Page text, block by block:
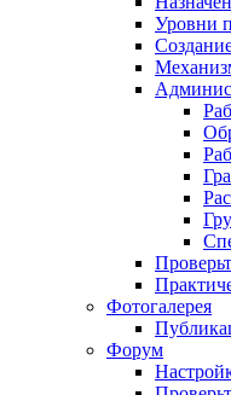
Уровни
Фотогалерея
Форум